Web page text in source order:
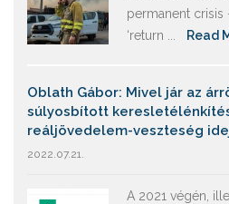
permanent crisis
‘return ...
Read
Oblath Gábor: Mivel jár az
súlyosbított
reáljövedelem-veszteség
2022.07.21.
A 2021 végén,